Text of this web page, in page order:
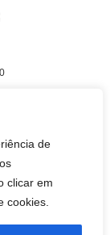
de
clicar em
cookies.